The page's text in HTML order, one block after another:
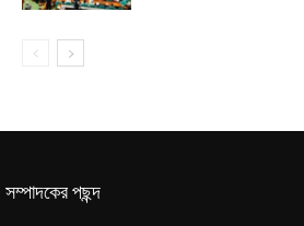
সম্পাদকের পছন্দ